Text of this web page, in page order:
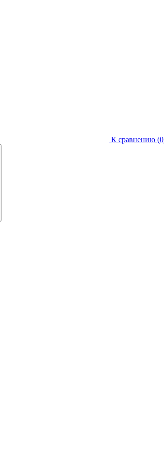
К сравнению (0